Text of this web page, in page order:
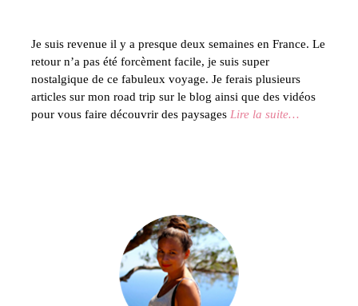
Je suis revenue il y a presque deux semaines en France. Le
retour n’a pas été forcèment facile, je suis super
nostalgique de ce fabuleux voyage. Je ferais plusieurs
articles sur mon road trip sur le blog ainsi que des vidéos
pour vous faire découvrir des paysages Lire la suite…